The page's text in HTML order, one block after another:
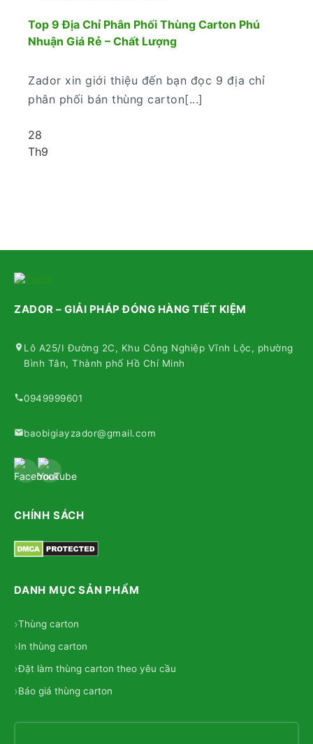
Top 9 Địa Chỉ Phân Phối Thùng Carton Phú
Nhuận Giá Rẻ – Chất Lượng
Zador xin giới thiệu đến bạn đọc 9 địa chỉ
phân phối bán thùng carton[...]
28
Th9
ZADOR – GIẢI PHÁP ĐÓNG HÀNG TIẾT KIỆM
Lô A25/I Đường 2C, Khu Công Nghiệp Vĩnh Lộc, phường
Bình Tân, Thành phố Hồ Chí Minh
0949999601
baobigiayzador@gmail.com
CHÍNH SÁCH
DANH MỤC SẢN PHẨM
Thùng carton
In thùng carton
Đặt làm thùng carton theo yêu cầu
Báo giá thùng carton